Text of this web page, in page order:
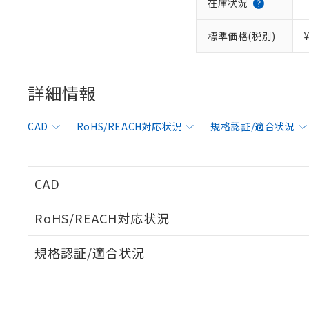
在庫状況
標準価格(税別)
詳細情報
CAD RoHS/REACH対応状況 規格認証/適合状況
CAD
ログイン/会員登録いただくと、CADデータをダウンロ
RoHS/REACH対応状況
EU RoHS 注意事項・凡例
規格認証/適合状況
くものです。
当社制御機
在庫状況お
のであり、
在庫状況お
ている必要
お客様が当
が、当社の
鉛(Pb) 1000ppm以下、
ル（DBP） 1000ppm以
部品在庫の切り替
※本証明書は発行
「－」：未確認で
*中国RoHS10物質の基
Pb(鉛) :1000ppm、 Hg(
Cr(Ⅵ)(六価クロム) :
う）を輸出
当社は規制
ます。
たしません。
号
－
在庫な